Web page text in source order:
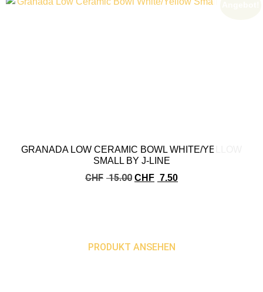
GRANADA LOW CERAMIC BOWL WHITE/YELLOW
SMALL BY J-LINE
CHF 15.00 CHF 7.50
PRODUKT ANSEHEN